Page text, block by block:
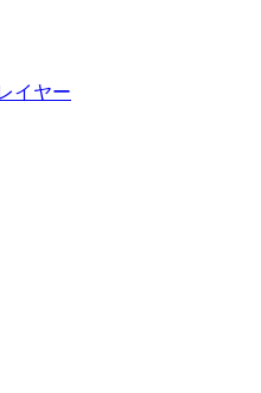
イヤー